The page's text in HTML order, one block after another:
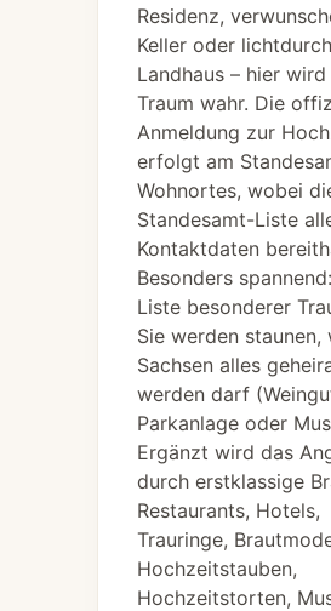
Residenz,
Keller oder
Landhaus – hier
Traum wahr. Die
Anmeldung zur
erfolgt am
Wohnortes, wobei
Standesamt-Liste
Kontaktdaten
Besonders
Liste besonderer
Sie werden staunen,
Sachsen alles
werden darf
Parkanlage oder
Ergänzt wird das
durch erstklassige
Restaurants, Hotels,
Trauringe,
Hochzeitstauben,
Hochzeitstorten,